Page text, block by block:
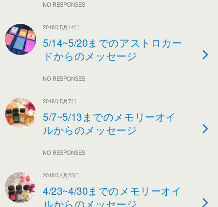
NO RESPONSES
2018年5月14日
5/14~5/20までのアストロカー
ドからのメッセージ
NO RESPONSES
2018年5月7日
5/7~5/13までのメモリーオイ
ルからのメッセージ
NO RESPONSES
2018年4月23日
4/23~4/30までのメモリーオイ
ルからのメッセージ